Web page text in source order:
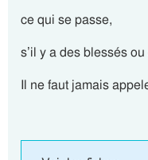
ce qui se passe,
s’il y a des blessés
Il ne faut jamais